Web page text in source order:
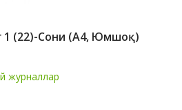
1 (22)-Сони (А4, Юмшоқ)
журналлар